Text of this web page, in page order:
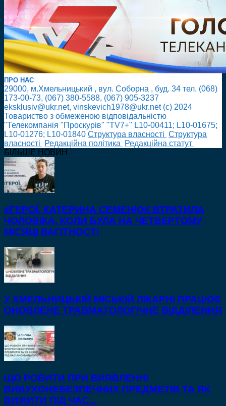
ПРО НАС
29000, м.Хмельницький , вул. Соборна , буд. 34 тел. (068)
173-00-73, (067) 380-5588, (067) 905-3237
eksklusiv@ukr.net, vinskevich1978@ukr.net (с) 2024
Товариство з обмеженою відповідальністю
"Телекомпанія "Проскурів" "TV7+" L10-00411; L10-01675;
L10-01276; L10-01840 Cтруктура власності Cтруктура
власності
Редакційна політика
Редакційна статут
БІЛЬШЕ НОВИН
#ГЕРОЇ. КАТЕРИНА СЕМЕНЮК ВТРАТИЛА
ЧОЛОВІКА, КОЛИ БУЛА НА ЧЕТВЕРТОМУ
МІСЯЦІ ВАГІТНОСТІ
У ХМЕЛЬНИЦЬКІЙ МІСЬКІЙ ЛІКАРНІ ПРАЦЮЄ
ОНОВЛЕНЕ ТРАВМАТОЛОГІЧНЕ ВІДДІЛЕННЯ
ЩО РОБИТИ ПРИ ВИЯВЛЕННІ
ВИБУХОНЕБЕЗПЕЧНИХ ПРЕДМЕТІВ ТА ЯК
ВИЖИТИ ПІД ЧАС...